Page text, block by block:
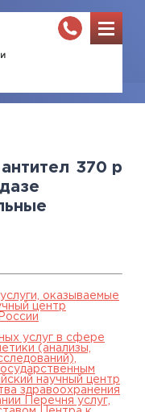
370 р
оказываемые
центр
услуг в сфере
(анализы,
научный центр
здравоохранения
Перечня услуг,